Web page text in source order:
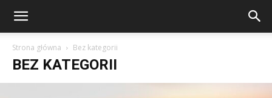
Strona główna Bez kategorii
BEZ KATEGORII